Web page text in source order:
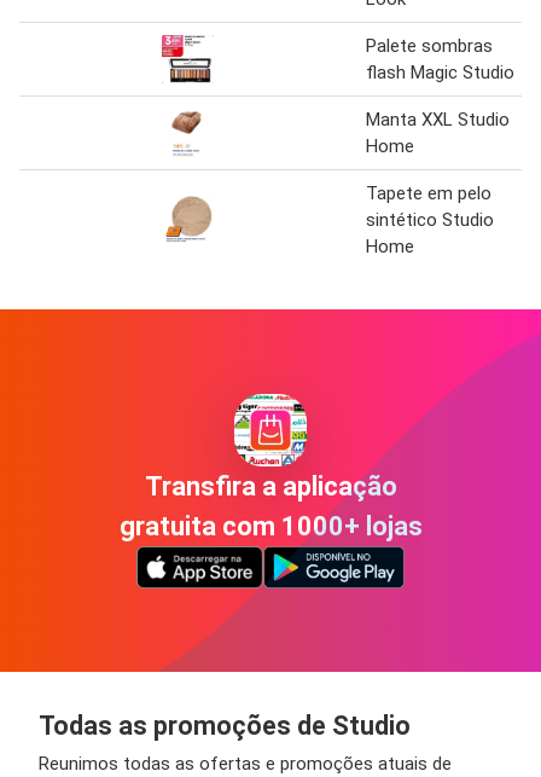
Palete sombras
flash Magic Studio
Manta XXL Studio
Home
Tapete em pelo
sintético Studio
Home
Transfira a aplicação
gratuita com 1000+ lojas
Todas as promoções de Studio
Reunimos todas as ofertas e promoções atuais de